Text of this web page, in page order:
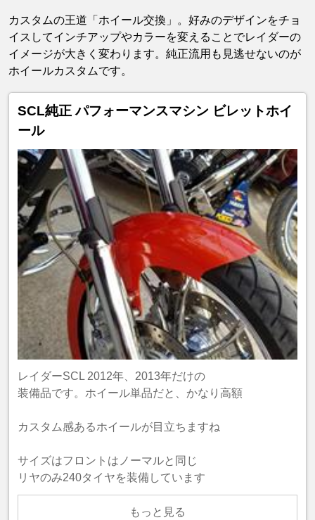
カスタムの王道「ホイール交換」。好みのデザインをチョ
イスしてインチアップやカラーを変えることでレイダーの
イメージが大きく変わります。純正流用も見逃せないのが
ホイールカスタムです。
SCL純正 パフォーマンスマシン ビレットホイ
ール
レイダーSCL 2012年、2013年だけの
装備品です。ホイール単品だと、かなり高額
カスタム感あるホイールが目立ちますね
サイズはフロントはノーマルと同じ
リヤのみ240タイヤを装備しています
もっと見る